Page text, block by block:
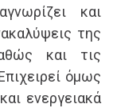
και
της
και τις
όμως
ενεργειακά